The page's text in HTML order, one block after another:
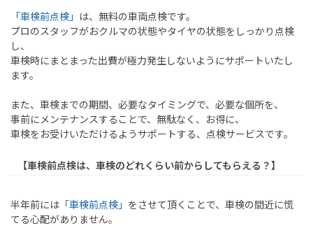
「車検前点検」 は、無料の車両点検です。
プロのスタッフがおクルマの状態やタイヤの状態をしっかり点検
し、
車検時にまとまった出費が極力発生しないようにサポートいたし
ます。
また、車検までの期間、必要なタイミングで、必要な個所を、
事前にメンテナンスすることで、無駄なく、お得に、
車検をお受けいただけるようサポートする、点検サービスです。
【車検前点検は、車検のどれくらい前からしてもらえる？】
半年前には 「車検前点検」 をさせて頂くことで、車検の間近に慌
てる心配がありません。